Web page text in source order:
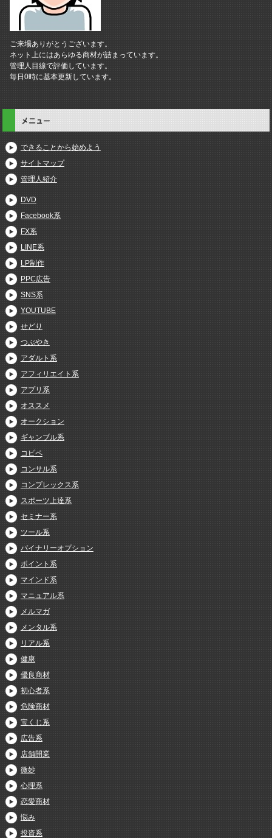
ご来場ありがとうございます。
ネット上にはあらゆる商材が詰まっています。
管理人目線で評価しています。
毎日0時に基本更新しています。
メニュー
できることから始めよう
サイトマップ
管理人紹介
DVD
Facebook系
FX系
LINE系
LP制作
PPC広告
SNS系
YOUTUBE
せどり
つぶやき
アダルト系
アフィリエイト系
アプリ系
オススメ
オークション
ギャンブル系
コピペ
コンサル系
コンプレックス系
スポーツ上達系
セミナー系
ツール系
バイナリーオプション
ポイント系
マインド系
マニュアル系
メルマガ
メンタル系
リアル系
健康
優良商材
初心者系
危険商材
宝くじ系
広告系
店舗開業
微妙
心理系
恋愛商材
悩み
投資系